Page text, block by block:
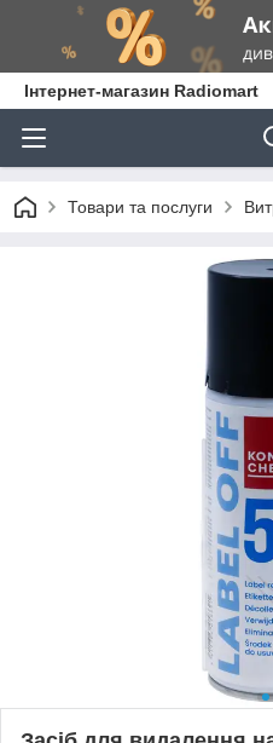
Інтернет-магазин Radiomart
Товари та послуги